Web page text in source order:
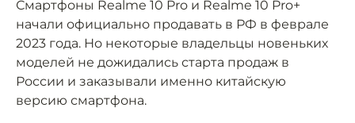
Смартфоны Realme 10 Pro и Realme 10 Pro+
начали официально продавать в РФ в феврале
2023 года. Но некоторые владельцы новеньких
моделей не дожидались старта продаж в
России и заказывали именно китайскую
версию смартфона.